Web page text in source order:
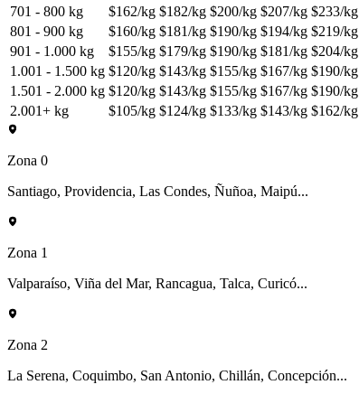
701 - 800 kg
$162/kg $182/kg $200/kg $207/kg $233/kg
801 - 900 kg
$160/kg $181/kg $190/kg $194/kg $219/kg
901 - 1.000 kg
$155/kg $179/kg $190/kg $181/kg $204/kg
1.001 - 1.500 kg $120/kg $143/kg $155/kg $167/kg $190/kg
1.501 - 2.000 kg $120/kg $143/kg $155/kg $167/kg $190/kg
2.001+ kg
$105/kg $124/kg $133/kg $143/kg $162/kg
Zona 0
Santiago, Providencia, Las Condes, Ñuñoa, Maipú...
Zona 1
Valparaíso, Viña del Mar, Rancagua, Talca, Curicó...
Zona 2
La Serena, Coquimbo, San Antonio, Chillán, Concepción...